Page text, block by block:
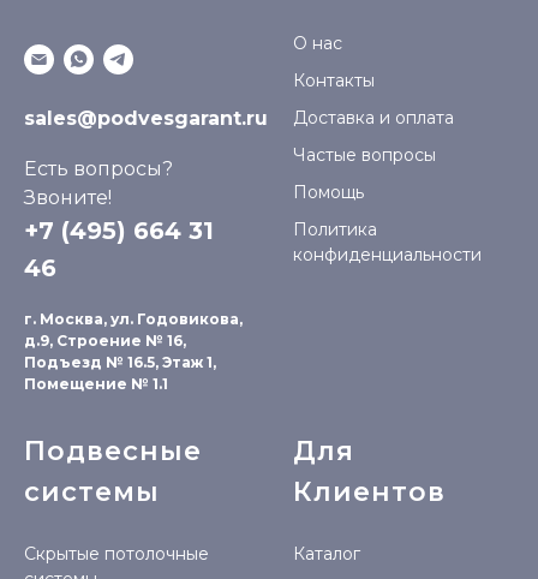
sales@podvesgarant.ru
Есть вопросы?
Звоните!
+7 (495) 664 31
46
г. Москва, ул. Годовикова,
д.9, Строение № 16,
Подъезд № 16.5, Этаж 1,
Помещение № 1.1
О нас
Контакты
Доставка и оплата
Частые вопросы
Помощь
Политика
конфиденциальности
Подвесные
системы
Скрытые потолочные
Для
Клиентов
Каталог